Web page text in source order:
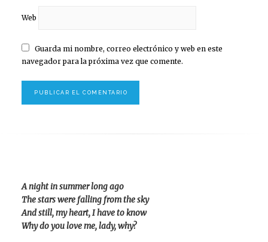
Web
Guarda mi nombre, correo electrónico y web en este
navegador para la próxima vez que comente.
A night in summer long ago
The stars were falling from the sky
And still, my heart, I have to know
Why do you love me, lady, why?